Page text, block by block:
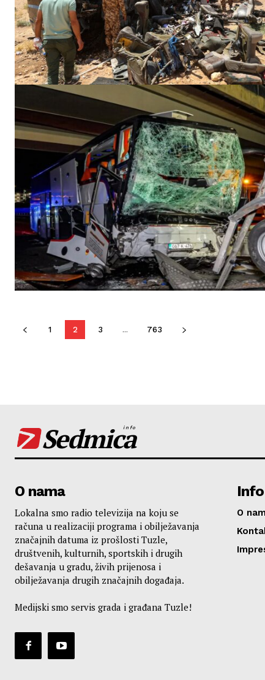
1 2 3 ... 763
Sedmica
info
O nama
Lokalna smo radio televizija na koju se
računa u realizaciji programa i obilježavanja
značajnih datuma iz prošlosti Tuzle,
društvenih, kulturnih, sportskih i drugih
dešavanja u gradu, živih prijenosa i
obilježavanja drugih značajnih događaja.
Medijski smo servis grada i građana Tuzle!
Info
O